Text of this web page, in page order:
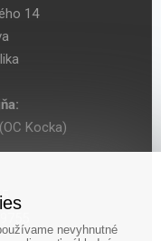
14
Kocka)
nevyhnutné